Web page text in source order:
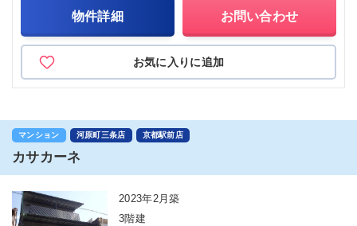
物件詳細 お問い合わせ
お気に入りに追加
マンション 河原町三条店 京都駅前店
カサカーネ
2023年2月築
3階建